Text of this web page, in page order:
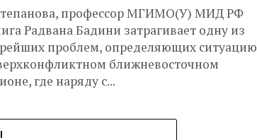
профессор МГИМО(У) МИД РФ
Радвана Бадини затрагивает одну из
проблем, определяющих ситуацию
ближневосточном
где наряду с...